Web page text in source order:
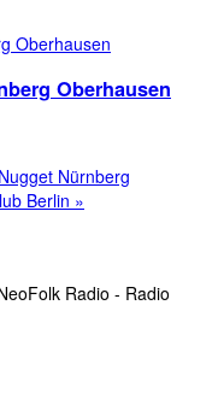
Oberhausen
Nürnberg
Berlin »
Radio - Radio